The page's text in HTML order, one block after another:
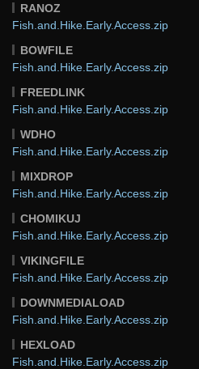
RANOZ
Fish.and.Hike.Early.Access.zip
BOWFILE
Fish.and.Hike.Early.Access.zip
FREEDLINK
Fish.and.Hike.Early.Access.zip
WDHO
Fish.and.Hike.Early.Access.zip
MIXDROP
Fish.and.Hike.Early.Access.zip
CHOMIKUJ
Fish.and.Hike.Early.Access.zip
VIKINGFILE
Fish.and.Hike.Early.Access.zip
DOWNMEDIALOAD
Fish.and.Hike.Early.Access.zip
HEXLOAD
Fish.and.Hike.Early.Access.zip